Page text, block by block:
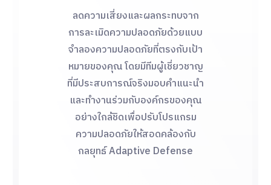
ลดความเสี่ยงและผลกระทบจาก
การละเมิดความปลอดภัยด้วยแบบ
จำลองความปลอดภัยที่ตรงกับเป้า
หมายของคุณ โดยมีทีมผู้เชี่ยวชาญ
ที่มีประสบการณ์จริงมอบคำแนะนำ
และทำงานร่วมกับองค์กรของคุณ
อย่างใกล้ชิดเพื่อปรับโปรแกรม
ความปลอดภัยให้สอดคล้องกับ
กลยุทธ์ Adaptive Defense